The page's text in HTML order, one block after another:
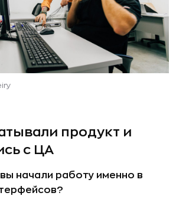
продукт и
с ЦА
начали работу именно в